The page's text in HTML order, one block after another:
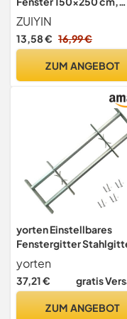
Insektenschutz Fenster
ohne Bohren,
mit Upgrade 2.0
Fenstergitter
ZUIYIN
13,58 € 16,99 €
ZUM ANGEBOT
yorten Einstellbares
Fenstergitter
Fenster Gitter
Sicherheitsgitter mit 2
Querbalken Höhe
mm Breite
yorten
37,21 € gratis
ZUM ANGEBOT